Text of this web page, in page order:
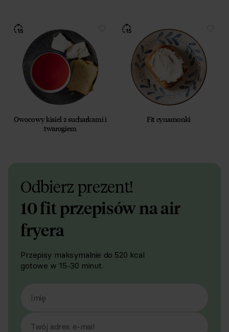
Owocowy kisiel z sucharkami i
twarogiem
Fit cynamonki
Odbierz prezent!
10 fit przepisów na air
fryera
Przepisy maksymalnie do 520 kcal
gotowe w 15-30 minut.
Imię
Twój adres e-mail